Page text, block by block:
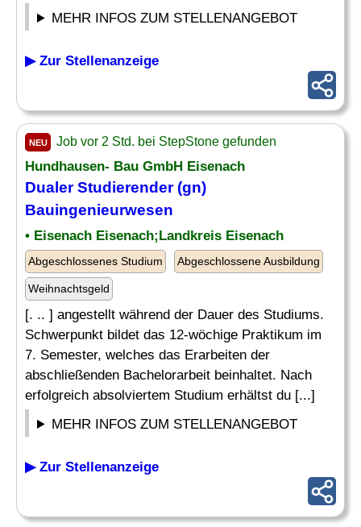
MEHR INFOS ZUM STELLENANGEBOT
▶ Zur Stellenanzeige
NEU Job vor 2 Std. bei StepStone gefunden
Hundhausen- Bau GmbH Eisenach
Dualer Studierender (gn)
Bauingenieurwesen
• Eisenach Eisenach;Landkreis Eisenach
Abgeschlossenes Studium Abgeschlossene Ausbildung
Weihnachtsgeld
[. .. ] angestellt während der Dauer des Studiums.
Schwerpunkt bildet das 12-wöchige Praktikum im
7. Semester, welches das Erarbeiten der
abschließenden Bachelorarbeit beinhaltet. Nach
erfolgreich absolviertem Studium erhältst du [...]
MEHR INFOS ZUM STELLENANGEBOT
▶ Zur Stellenanzeige